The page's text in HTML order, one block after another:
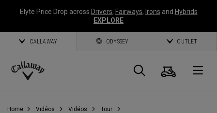
Elyte Price Drop across Drivers, Fairways, Irons and Hybrids
EXPLORE
CALLAWAY ODYSSEY OUTLET
Callaway
Panier
Home Vidéos Vidéos Tour